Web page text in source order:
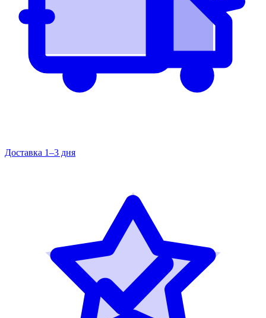
Доставка 1–3 дня